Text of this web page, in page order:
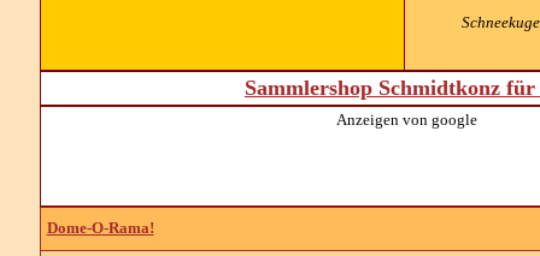
Sammlershop Schmidtkonz
Anzeigen von google
Dome-O-Rama!